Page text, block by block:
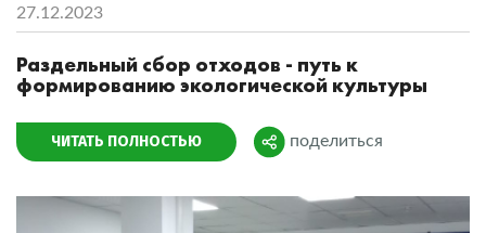
27.12.2023
Раздельный сбор отходов - путь к
формированию экологической культуры
ЧИТАТЬ ПОЛНОСТЬЮ Поделиться
поделиться